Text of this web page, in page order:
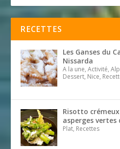
RECETTES
Les Ganses du
Nissarda
A la une, Activité,
Dessert, Nice,
Risotto
asperges vertes
Plat, Recettes